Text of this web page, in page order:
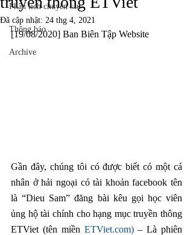
Phân tích chuyên sâu
Thông báo
Archive
Đã cập nhật: 24 thg 4, 2021
[19/08/2020] Ban Biên Tập Website
Gần đây, chúng tôi có được biết có một cá
nhân ở hải ngoại có tài khoản facebook tên
là “Dieu Sam” đăng bài kêu gọi học viên
ủng hộ tài chính cho hạng mục truyền thông
ETViet (tên miền ETViet.com) – Là phiên